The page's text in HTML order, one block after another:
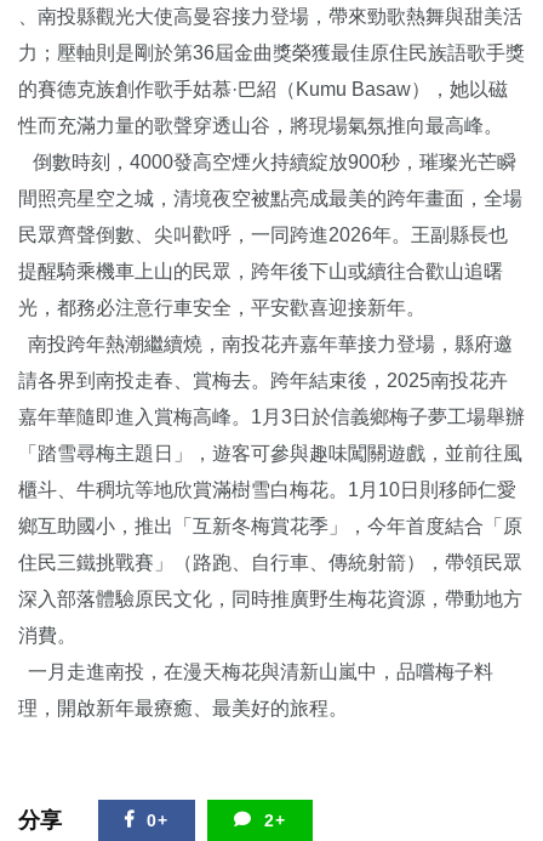
、南投縣觀光大使高曼容接力登場，帶來勁歌熱舞與甜美活
力；壓軸則是剛於第36屆金曲獎榮獲最佳原住民族語歌手獎
的賽德克族創作歌手姑慕·巴紹（Kumu Basaw），她以磁
性而充滿力量的歌聲穿透山谷，將現場氣氛推向最高峰。
倒數時刻，4000發高空煙火持續綻放900秒，璀璨光芒瞬
間照亮星空之城，清境夜空被點亮成最美的跨年畫面，全場
民眾齊聲倒數、尖叫歡呼，一同跨進2026年。王副縣長也
提醒騎乘機車上山的民眾，跨年後下山或續往合歡山追曙
光，都務必注意行車安全，平安歡喜迎接新年。
南投跨年熱潮繼續燒，南投花卉嘉年華接力登場，縣府邀
請各界到南投走春、賞梅去。跨年結束後，2025南投花卉
嘉年華隨即進入賞梅高峰。1月3日於信義鄉梅子夢工場舉辦
「踏雪尋梅主題日」，遊客可參與趣味闖關遊戲，並前往風
櫃斗、牛稠坑等地欣賞滿樹雪白梅花。1月10日則移師仁愛
鄉互助國小，推出「互新冬梅賞花季」，今年首度結合「原
住民三鐵挑戰賽」（路跑、自行車、傳統射箭），帶領民眾
深入部落體驗原民文化，同時推廣野生梅花資源，帶動地方
消費。
一月走進南投，在漫天梅花與清新山嵐中，品嚐梅子料
理，開啟新年最療癒、最美好的旅程。
分享 0+ 2+